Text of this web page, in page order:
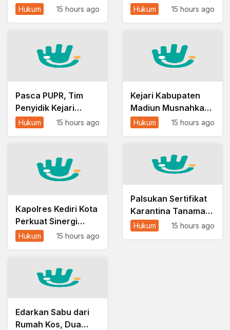
Periksa 50 Saksi
Hukum 15 hours ago
Jaka Tingkir Ringkus
Lamongan
Hukum 15 hours ago
Pasca PUPR, Tim
Penyidik Kejari
Kembali Sita Berkas
Hukum 15 hours ago
Kejari Kabupaten
Madiun Musnahkan
Barang Bukti 21
Hukum 15 hours ago
Kapolres Kediri Kota
Perkuat Sinergi
dengan Ponpes Wali
Kamtibmas
Hukum 15 hours ago
Palsukan Sertifikat
Karantina Tanaman
Hias, Ahmad Subhan
Hukum 15 hours ago
Edarkan Sabu dari
Rumah Kos, Dua